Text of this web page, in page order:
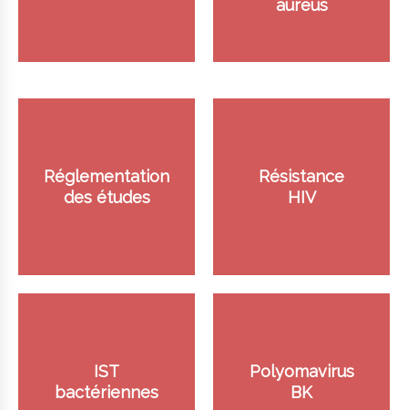
aureus
Réglementation
des études
Résistance
HIV
IST
bactériennes
Polyomavirus
BK